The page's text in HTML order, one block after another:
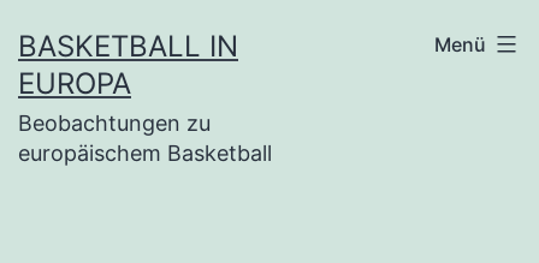
Inhalt
springen
BASKETBALL IN
EUROPA
Beobachtungen zu
europäischem Basketball
Menü